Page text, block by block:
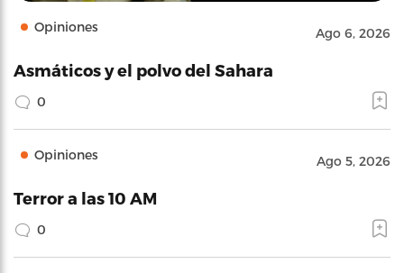
Opiniones Ago 6, 2026
Asmáticos y el polvo del Sahara
0
Opiniones Ago 5, 2026
Terror a las 10 AM
0